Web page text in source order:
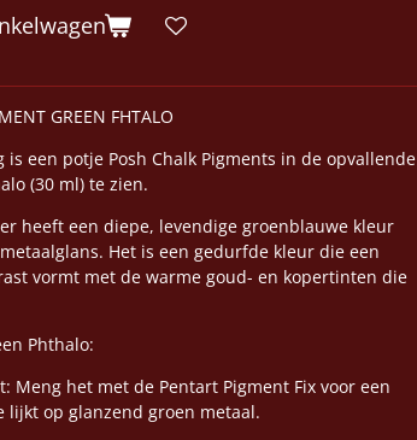
GREEN FHTALO
is een potje Posh Chalk Pigments in de opvallende
(30 ml) te zien.
heeft een diepe, levendige groenblauwe kleur
Het is een gedurfde kleur die een
vormt met de warme goud- en kopertinten die
Phthalo:
Meng het met de Pentart Pigment Fix voor een
lijkt op glanzend groen metaal.